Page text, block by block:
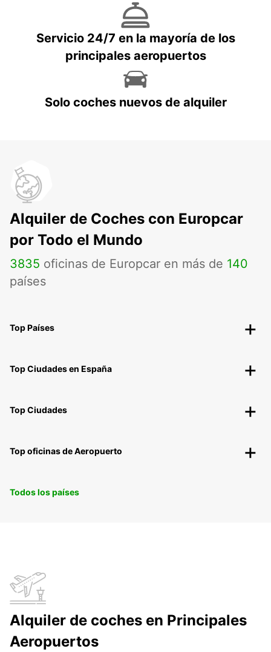
Servicio 24/7 en la mayoría de los
principales aeropuertos
Solo coches nuevos de alquiler
Alquiler de Coches con Europcar
por Todo el Mundo
3835 oficinas de Europcar en más de 140
países
Top Países
Top Ciudades en España
Top Ciudades
Top oficinas de Aeropuerto
Todos los países
Alquiler de coches en Principales
Aeropuertos